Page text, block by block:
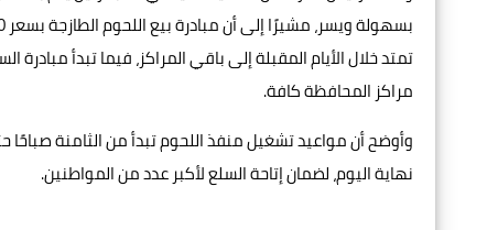
مراكز المحافظة كافة.
وأوضح أن مواعيد تشغيل منفذ اللحوم تبدأ من الثامنة
نهاية اليوم، لضمان إتاحة السلع لأكبر عدد من المواطنين.